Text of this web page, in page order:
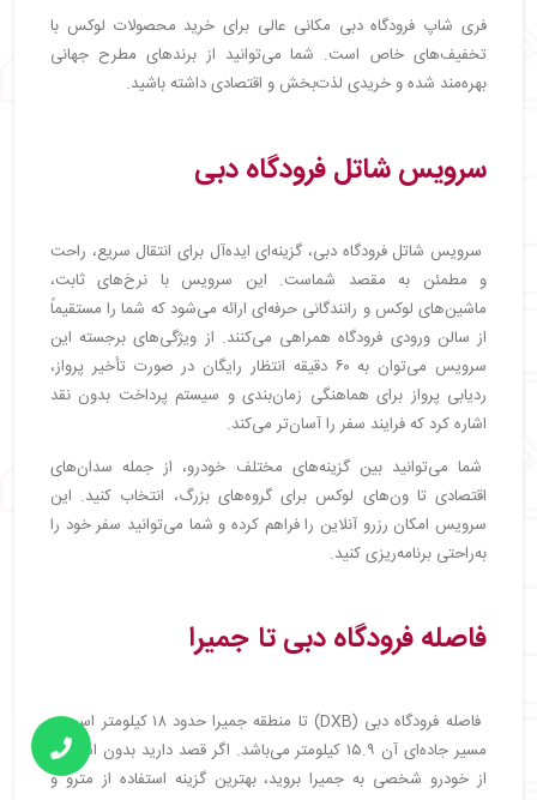
فری شاپ فرودگاه دبی مکانی عالی برای خرید محصولات لوکس با
تخفیف‌های خاص است. شما می‌توانید از برندهای مطرح جهانی
بهره‌مند شده و خریدی لذت‌بخش و اقتصادی داشته باشید.
سرویس شاتل فرودگاه دبی
سرویس شاتل فرودگاه دبی، گزینه‌ای ایده‌آل برای انتقال سریع، راحت
و مطمئن به مقصد شماست. این سرویس با نرخ‌های ثابت،
ماشین‌های لوکس و رانندگانی حرفه‌ای ارائه می‌شود که شما را مستقیماً
از سالن ورودی فرودگاه همراهی می‌کنند. از ویژگی‌های برجسته این
سرویس می‌توان به ۶۰ دقیقه انتظار رایگان در صورت تأخیر پرواز،
ردیابی پرواز برای هماهنگی زمان‌بندی و سیستم پرداخت بدون نقد
اشاره کرد که فرایند سفر را آسان‌تر می‌کند.
شما می‌توانید بین گزینه‌های مختلف خودرو، از جمله سدان‌های
اقتصادی تا ون‌های لوکس برای گروه‌های بزرگ، انتخاب کنید. این
سرویس امکان رزرو آنلاین را فراهم کرده و شما می‌توانید سفر خود را
به‌راحتی برنامه‌ریزی کنید.
فاصله فرودگاه دبی تا جمیرا
فاصله فرودگاه دبی (DXB) تا منطقه جمیرا حدود ۱۸ کیلومتر است و
مسیر جاده‌ای آن ۱۵.۹ کیلومتر می‌باشد. اگر قصد دارید بدون استفاده
از خودرو شخصی به جمیرا بروید، بهترین گزینه استفاده از مترو و